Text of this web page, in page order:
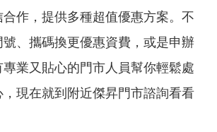
作，提供多種超值優惠方案。不
號、攜碼換更優惠資費，或是申辦
業又貼心的門市人員幫你輕鬆處
現在就到附近傑昇門市諮詢看看